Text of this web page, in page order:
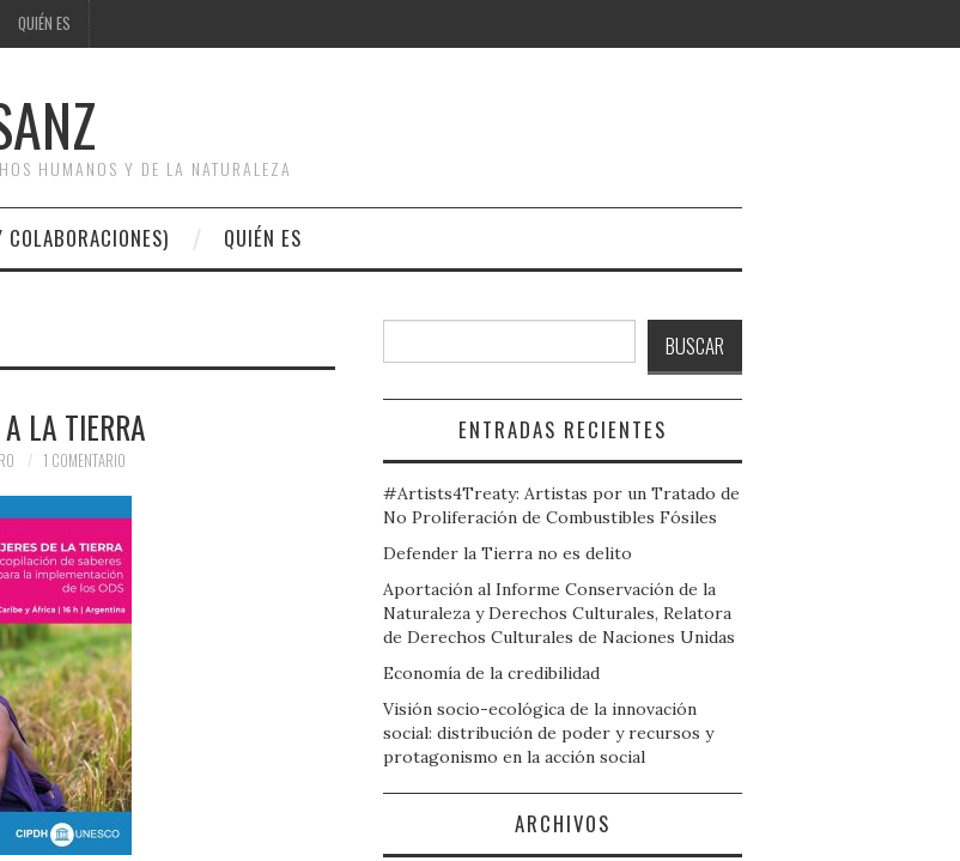
QUIÉN ES
HUMANOS Y DE LA NATURALEZA
QUIÉN ES
LA TIERRA
1 COMENTARIO
BUSCAR
ENTRADAS RECIENTES
#Artists4Treaty: Artistas por un Tratado de
No Proliferación de Combustibles Fósiles
Defender la Tierra no es delito
Aportación al Informe Conservación de la
Naturaleza y Derechos Culturales, Relatora
de Derechos Culturales de Naciones Unidas
Economía de la credibilidad
Visión socio-ecológica de la innovación
social: distribución de poder y recursos y
protagonismo en la acción social
ARCHIVOS